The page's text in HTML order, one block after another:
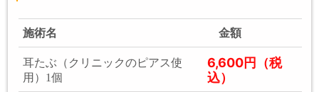
施術名 金額
耳たぶ（クリニックのピアス使
用）1個
6,600円（税
込）